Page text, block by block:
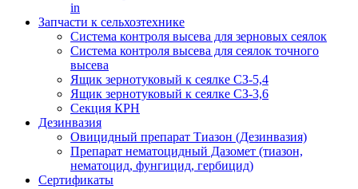
in
Запчасти к сельхозтехнике
Система контроля высева для зерновых сеялок
Система контроля высева для сеялок точного
высева
Ящик зернотуковый к сеялке СЗ-5,4
Ящик зернотуковый к сеялке СЗ-3,6
Секция КРН
Дезинвазия
Овицидный препарат Тиазон (Дезинвазия)
Препарат нематоцидный Дазомет (тиазон,
нематоцид, фунгицид, гербицид)
Сертификаты